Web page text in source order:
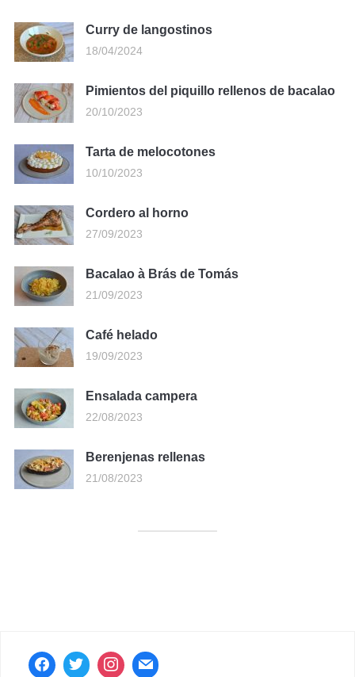
Curry de langostinos
18/04/2024
Pimientos del piquillo rellenos de bacalao
20/10/2023
Tarta de melocotones
10/10/2023
Cordero al horno
27/09/2023
Bacalao à Brás de Tomás
21/09/2023
Café helado
19/09/2023
Ensalada campera
22/08/2023
Berenjenas rellenas
21/08/2023